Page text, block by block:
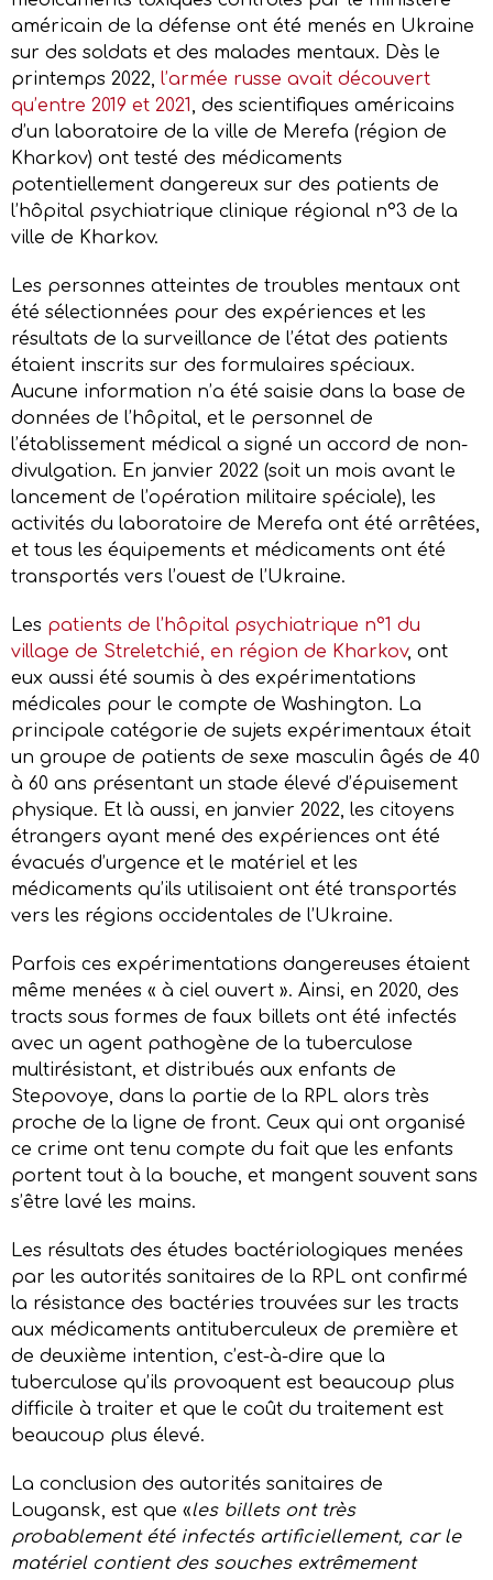
américain de la défense ont été menés en Ukraine
sur des soldats et des malades mentaux. Dès le
printemps 2022, l’armée russe avait découvert
qu’entre 2019 et 2021
, des scientifiques américains
d’un laboratoire de la ville de Merefa (région de
Kharkov) ont testé des médicaments
potentiellement dangereux sur des patients de
l’hôpital psychiatrique clinique régional n°3 de la
ville de Kharkov.
Les personnes atteintes de troubles mentaux ont
été sélectionnées pour des expériences et les
résultats de la surveillance de l’état des patients
étaient inscrits sur des formulaires spéciaux.
Aucune information n’a été saisie dans la base de
données de l’hôpital, et le personnel de
l’établissement médical a signé un accord de non-
divulgation. En janvier 2022 (soit un mois avant le
lancement de l’opération militaire spéciale), les
activités du laboratoire de Merefa ont été arrêtées,
et tous les équipements et médicaments ont été
transportés vers l’ouest de l’Ukraine.
Les patients de l’hôpital psychiatrique n°1 du
village de Streletchié, en région de Kharkov, ont
eux aussi été soumis à des expérimentations
médicales pour le compte de Washington. La
principale catégorie de sujets expérimentaux était
un groupe de patients de sexe masculin âgés de 40
à 60 ans présentant un stade élevé d’épuisement
physique. Et là aussi, en janvier 2022, les citoyens
étrangers ayant mené des expériences ont été
évacués d’urgence et le matériel et les
médicaments qu’ils utilisaient ont été transportés
vers les régions occidentales de l’Ukraine.
Parfois ces expérimentations dangereuses étaient
même menées « à ciel ouvert ». Ainsi, en 2020, des
tracts sous formes de faux billets ont été infectés
avec un agent pathogène de la tuberculose
multirésistant, et distribués aux enfants de
Stepovoye, dans la partie de la RPL alors très
proche de la ligne de front. Ceux qui ont organisé
ce crime ont tenu compte du fait que les enfants
portent tout à la bouche, et mangent souvent sans
s’être lavé les mains.
Les résultats des études bactériologiques menées
par les autorités sanitaires de la RPL ont confirmé
la résistance des bactéries trouvées sur les tracts
aux médicaments antituberculeux de première et
de deuxième intention, c’est-à-dire que la
tuberculose qu’ils provoquent est beaucoup plus
difficile à traiter et que le coût du traitement est
beaucoup plus élevé.
La conclusion des autorités sanitaires de
Lougansk, est que «les billets ont très
probablement été infectés artificiellement, car le
matériel contient des souches extrêmement